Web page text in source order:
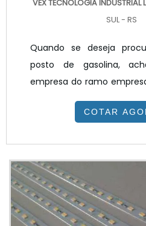
VEX TECNOLOGIA INDUSTRIAL
SUL - RS
Quando se deseja
posto de gasolina,
empresa do ramo
um orçamento na
segmento e
colaboradores da VEX
possível encontrar
eletrônicos de qualidade
automação de
COTAR